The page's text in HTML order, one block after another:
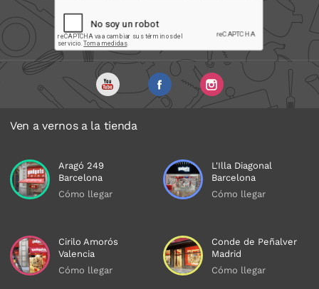
Ven a vernos a la tienda
Aragó 249
Barcelona
Cómo llegar
L'Illa Diagonal
Barcelona
Cómo llegar
Cirilo Amorós
Valencia
Cómo llegar
Conde de Peñalver
Madrid
Cómo llegar